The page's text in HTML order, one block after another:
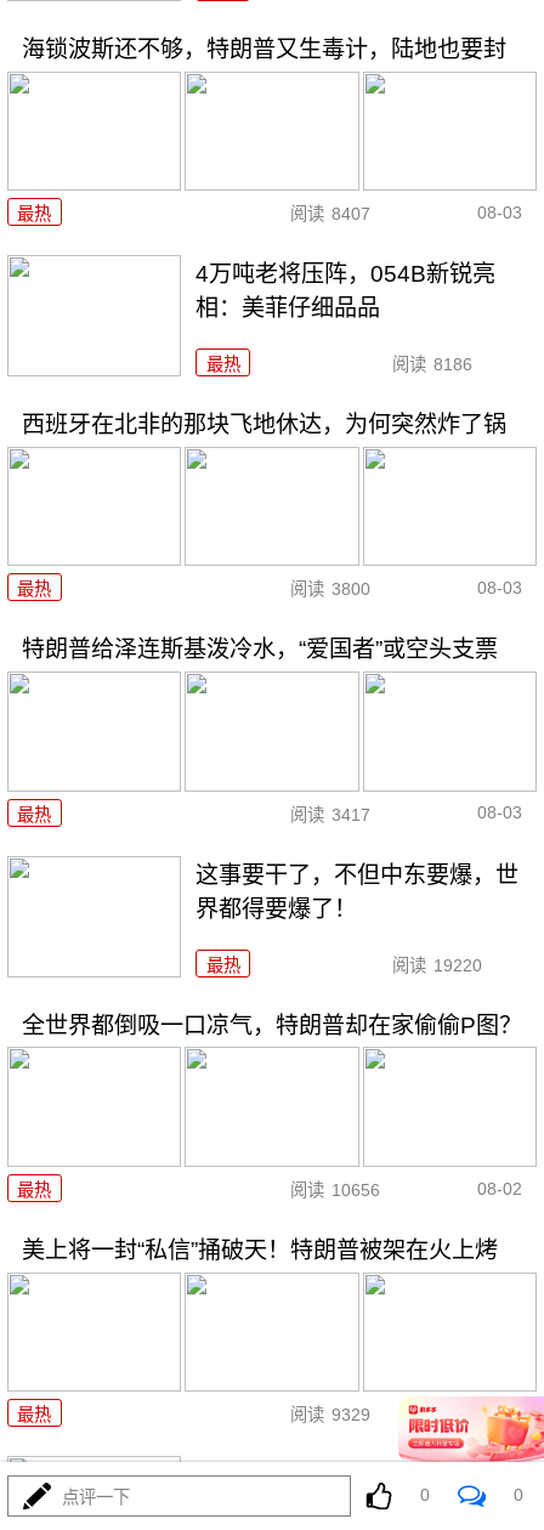
海锁波斯还不够，特朗普又生毒计，陆地也要封
最热 阅读 8407 08-03
4万吨老将压阵，054B新锐亮
相：美菲仔细品品
最热 阅读 8186
西班牙在北非的那块飞地休达，为何突然炸了锅
最热 阅读 3800 08-03
特朗普给泽连斯基泼冷水，“爱国者”或空头支票
最热 阅读 3417 08-03
这事要干了，不但中东要爆，世
界都得要爆了！
最热 阅读 19220
全世界都倒吸一口凉气，特朗普却在家偷偷P图？
最热 阅读 10656 08-02
美上将一封“私信”捅破天！特朗普被架在火上烤
最热 阅读 9329 08-02
两大命门决定美国退无可退，伊
朗别再幻想了！
点评一下 0 0